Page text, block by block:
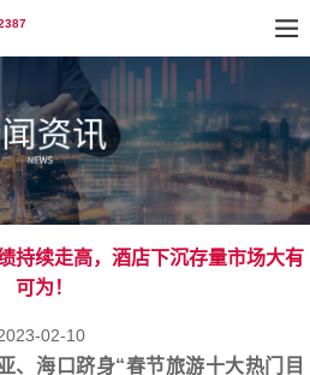
持续走高，酒店下沉存量市场大有
可为！
02-10
、海口跻身“春节旅游十大热门目